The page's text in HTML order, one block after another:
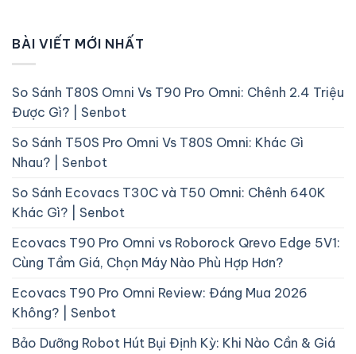
BÀI VIẾT MỚI NHẤT
So Sánh T80S Omni Vs T90 Pro Omni: Chênh 2.4 Triệu
Được Gì? | Senbot
So Sánh T50S Pro Omni Vs T80S Omni: Khác Gì
Nhau? | Senbot
So Sánh Ecovacs T30C và T50 Omni: Chênh 640K
Khác Gì? | Senbot
Ecovacs T90 Pro Omni vs Roborock Qrevo Edge 5V1:
Cùng Tầm Giá, Chọn Máy Nào Phù Hợp Hơn?
Ecovacs T90 Pro Omni Review: Đáng Mua 2026
Không? | Senbot
Bảo Dưỡng Robot Hút Bụi Định Kỳ: Khi Nào Cần & Giá